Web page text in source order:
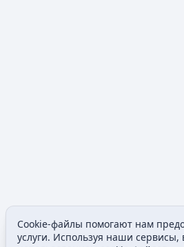
Cookie-файлы помогают нам
услуги. Используя наши сервисы,